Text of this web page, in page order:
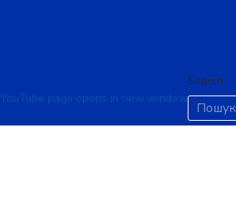
YouTube page opens in new window
Search: